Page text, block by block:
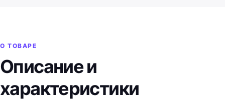
О ТОВАРЕ
Описание и
характеристики